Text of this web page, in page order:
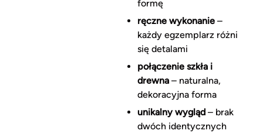
formę
ręczne wykonanie–
każdy egzemplarz różni
się detalami
połączenie szkła i
drewna– naturalna,
dekoracyjna forma
unikalny wygląd– brak
dwóch identycznych